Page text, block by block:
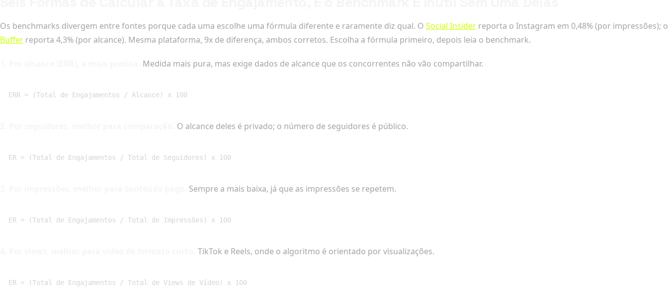
Os benchmarks divergem entre fontes porque cada uma escolhe uma fórmula diferente e raramente diz qual. O Social Insider reporta o Instagram em 0,48% (por impressões); o
Buffer reporta 4,3% (por alcance). Mesma plataforma, 9x de diferença, ambos corretos. Escolha a fórmula primeiro, depois leia o benchmark.
Medida mais pura, mas exige dados de alcance que os concorrentes não vão compartilhar.
ERR = (Total de Engajamentos / Alcance) x 100
O alcance deles é privado; o número de seguidores é público.
ER = (Total de Engajamentos / Total de Seguidores) x 100
Sempre a mais baixa, já que as impressões se repetem.
ER = (Total de Engajamentos / Total de Impressões) x 100
TikTok e Reels, onde o algoritmo é orientado por visualizações.
ER = (Total de Engajamentos / Total de Views de Vídeo) x 100